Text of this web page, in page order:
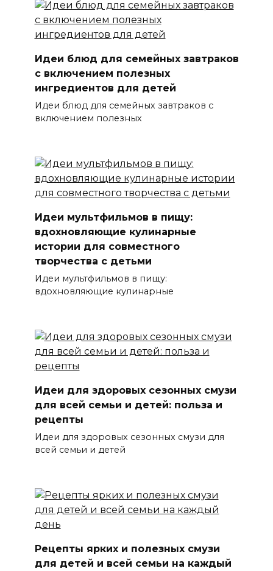
Идеи блюд для семейных завтраков
с включением полезных
ингредиентов для детей
Идеи блюд для семейных завтраков с
включением полезных
Идеи мультфильмов в пищу:
вдохновляющие кулинарные
истории для совместного
творчества с детьми
Идеи мультфильмов в пищу:
вдохновляющие кулинарные
Идеи для здоровых сезонных смузи
для всей семьи и детей: польза и
рецепты
Идеи для здоровых сезонных смузи для
всей семьи и детей
Рецепты ярких и полезных смузи
для детей и всей семьи на каждый